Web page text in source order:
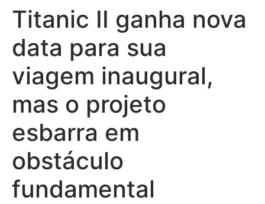
Titanic II ganha nova
data para sua
viagem inaugural,
mas o projeto
esbarra em
obstáculo
fundamental